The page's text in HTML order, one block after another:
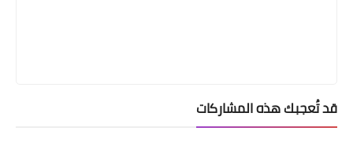
قد تُعجبك هذه المشاركات